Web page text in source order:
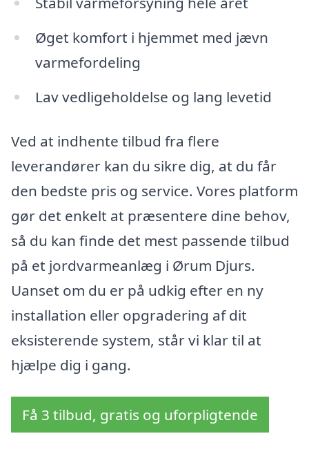
Øget komfort i hjemmet med jævn
varmefordeling
Lav vedligeholdelse og lang levetid
Ved at indhente tilbud fra flere
leverandører kan du sikre dig, at du får
den bedste pris og service. Vores platform
gør det enkelt at præsentere dine behov,
så du kan finde det mest passende tilbud
på et jordvarmeanlæg i Ørum Djurs.
Uanset om du er på udkig efter en ny
installation eller opgradering af dit
eksisterende system, står vi klar til at
hjælpe dig i gang.
Få 3 tilbud, gratis og uforpligtende